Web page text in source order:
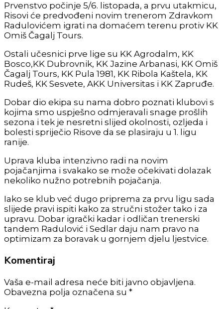
Prvenstvo počinje 5/6. listopada, a prvu utakmicu,
Risovi će predvođeni novim trenerom Zdravkom
Radulovićem igrati na domaćem terenu protiv KK
Omiš Čagalj Tours.
Ostali učesnici prve lige su KK Agrodalm, KK
Bosco,KK Dubrovnik, KK Jazine Arbanasi, KK Omiš
Čagalj Tours, KK Pula 1981, KK Ribola Kaštela, KK
Rudeš, KK Sesvete, AKK Universitas i KK Zapruđe.
Dobar dio ekipa su nama dobro poznati klubovi s
kojima smo uspješno odmjeravali snage prošlih
sezona i tek je nesretni slijed okolnosti, ozljeda i
bolesti spriječio Risove da se plasiraju u 1. ligu
ranije.
Uprava kluba intenzivno radi na novim
pojačanjima i svakako se može očekivati dolazak
nekoliko nužno potrebnih pojačanja.
Iako se klub već dugo priprema za prvu ligu sada
slijede pravi ispiti kako za stručni stožer tako i za
upravu. Dobar igrački kadar i odličan trenerski
tandem Radulović i Sedlar daju nam pravo na
optimizam za boravak u gornjem djelu ljestvice.
Komentiraj
Vaša e-mail adresa neće biti javno objavljena.
Obavezna polja označena su *